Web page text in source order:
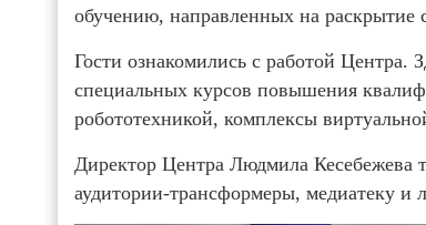
обучению, направленных на раскрытие
Гости ознакомились с работой Центра.
специальных курсов повышения
робототехникой, комплексы
Директор Центра Людмила Кесебежева
аудитории-трансформеры, медиатеку и